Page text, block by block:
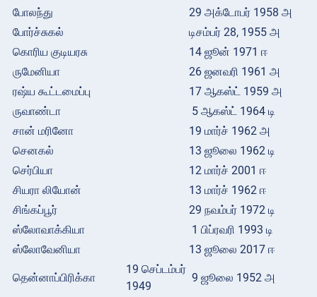
போலந்து
29 அக்டோபர் 1958 அ
போர்ச்சுகல்
டிசம்பர் 28, 1955 அ
கொரிய குடியரசு
14 ஜூன் 1971 ஈ
ருமேனியா
26 ஜனவரி 1961 அ
ரஷ்ய கூட்டமைப்பு
17 ஆகஸ்ட் 1959 அ
ருவாண்டா
5 ஆகஸ்ட் 1964 டி
சான் மரினோ
19 மார்ச் 1962 அ
செனகல்
13 ஜூலை 1962 டி
செர்பியா
12 மார்ச் 2001 ஈ
சியரா லியோன்
13 மார்ச் 1962 ஈ
சிங்கப்பூர்
29 நவம்பர் 1972 டி
ஸ்லோவாக்கியா
1 பிப்ரவரி 1993 டி
ஸ்லோவேனியா
13 ஜூலை 2017 ஈ
தென்னாப்பிரிக்கா
19 செப்டம்பர்
1949
9 ஜூலை 1952 அ